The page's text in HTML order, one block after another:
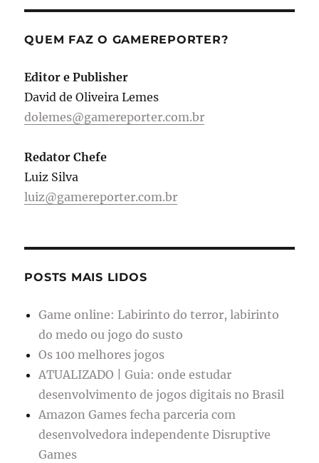
QUEM FAZ O GAMEREPORTER?
Editor e Publisher
David de Oliveira Lemes
dolemes@gamereporter.com.br
Redator Chefe
Luiz Silva
luiz@gamereporter.com.br
POSTS MAIS LIDOS
Game online: Labirinto do terror, labirinto
do medo ou jogo do susto
Os 100 melhores jogos
ATUALIZADO | Guia: onde estudar
desenvolvimento de jogos digitais no Brasil
Amazon Games fecha parceria com
desenvolvedora independente Disruptive
Games